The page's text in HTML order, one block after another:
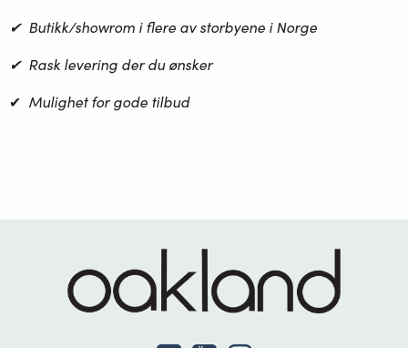
✔ Butikk/showrom i flere av storbyene i Norge
✔ Rask levering der du ønsker
✔ Mulighet for gode tilbud